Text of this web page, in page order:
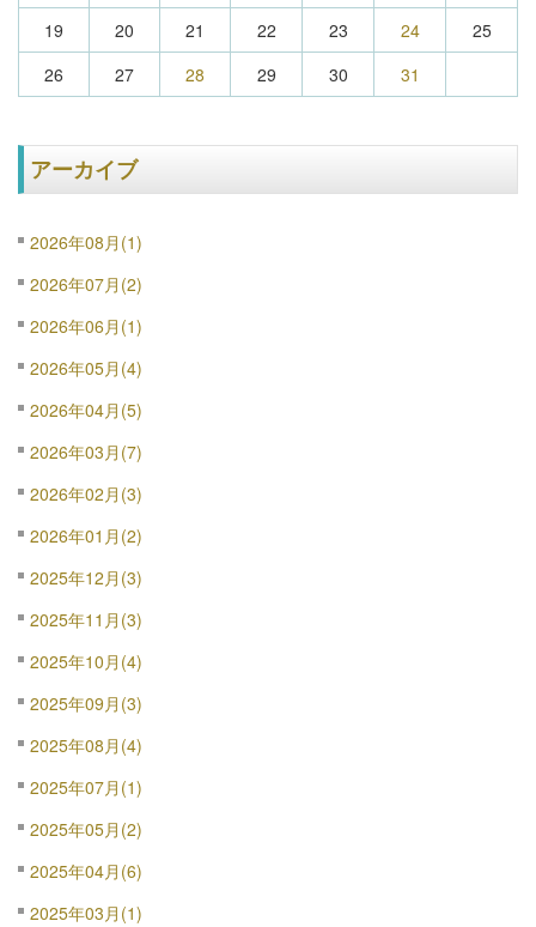
19
20 21 22 23 24
25
26
27 28 29 30 31
アーカイブ
2026年08月(1)
2026年07月(2)
2026年06月(1)
2026年05月(4)
2026年04月(5)
2026年03月(7)
2026年02月(3)
2026年01月(2)
2025年12月(3)
2025年11月(3)
2025年10月(4)
2025年09月(3)
2025年08月(4)
2025年07月(1)
2025年05月(2)
2025年04月(6)
2025年03月(1)